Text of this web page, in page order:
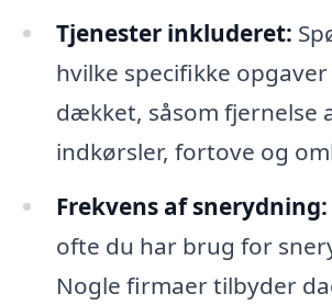
Tjenester inkluderet:
hvilke specifikke
dækket, såsom fjernelse
indkørsler, fortove og
Frekvens af snerydning:
ofte du har brug for
Nogle firmaer tilbyder